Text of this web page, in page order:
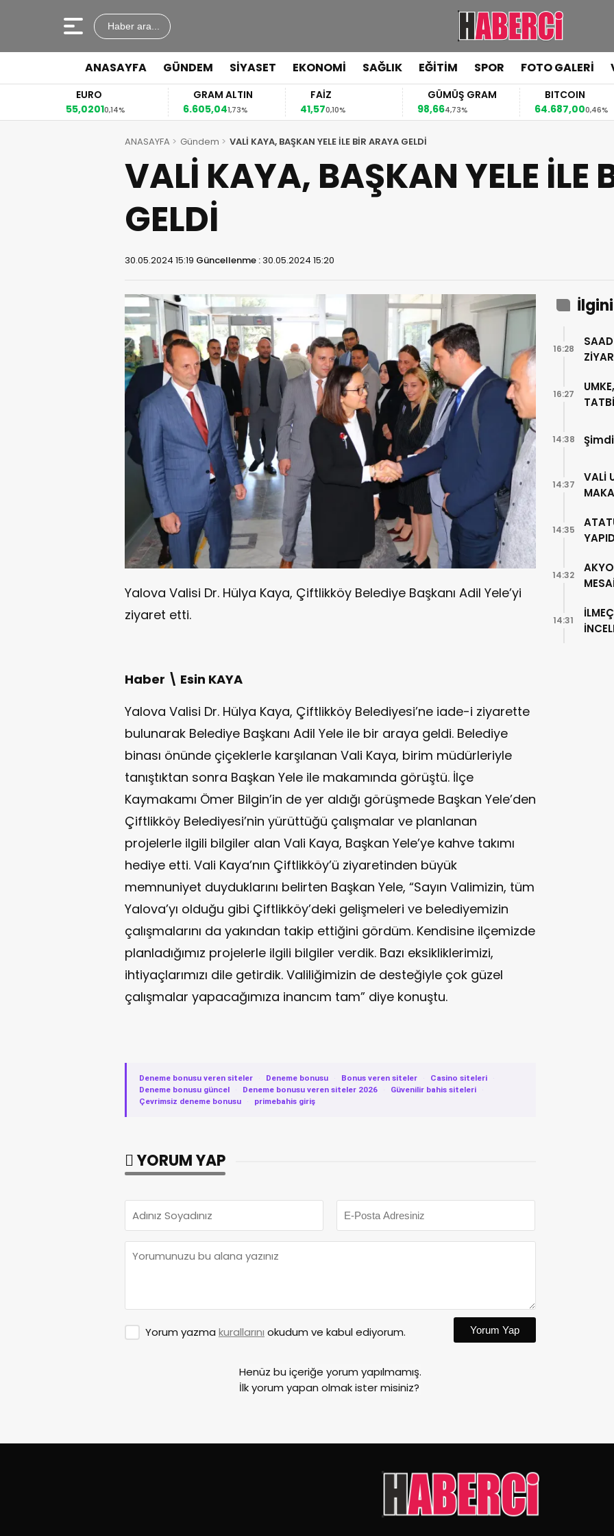
Haber ara...
ANASAYFA GÜNDEM SİYASET EKONOMİ SAĞLIK EĞİTİM SPOR FOTO GALERİ
EURO
55,02010,14%
GRAM ALTIN
6.605,041,73%
FAİZ
41,570,10%
GÜMÜŞ GRAM
98,664,73%
BITCOIN
64.687,000,46%
ANASAYFA Gündem VALİ KAYA, BAŞKAN YELE İLE BİR ARAYA GELDİ
VALİ KAYA, BAŞKAN YELE İLE
GELDİ
30.05.2024 15:19 Güncellenme :30.05.2024 15:20
Yalova Valisi Dr. Hülya Kaya, Çiftlikköy Belediye Başkanı Adil Yele’yi
ziyaret etti.
Haber \ Esin KAYA
Yalova Valisi Dr. Hülya Kaya, Çiftlikköy Belediyesi’ne iade-i ziyarette
bulunarak Belediye Başkanı Adil Yele ile bir araya geldi. Belediye
binası önünde çiçeklerle karşılanan Vali Kaya, birim müdürleriyle
tanıştıktan sonra Başkan Yele ile makamında görüştü. İlçe
Kaymakamı Ömer Bilgin’in de yer aldığı görüşmede Başkan Yele’den
Çiftlikköy Belediyesi’nin yürüttüğü çalışmalar ve planlanan
projelerle ilgili bilgiler alan Vali Kaya, Başkan Yele’ye kahve takımı
hediye etti. Vali Kaya’nın Çiftlikköy’ü ziyaretinden büyük
memnuniyet duyduklarını belirten Başkan Yele, “Sayın Valimizin, tüm
Yalova’yı olduğu gibi Çiftlikköy’deki gelişmeleri ve belediyemizin
çalışmalarını da yakından takip ettiğini gördüm. Kendisine ilçemizde
planladığımız projelerle ilgili bilgiler verdik. Bazı eksikliklerimizi,
ihtiyaçlarımızı dile getirdik. Valiliğimizin de desteğiyle çok güzel
çalışmalar yapacağımıza inancım tam” diye konuştu.
Deneme bonusu veren siteler · Deneme bonusu · Bonus veren siteler · Casino siteleri
·
Deneme bonusu güncel
· Deneme bonusu veren siteler 2026 · Güvenilir bahis siteleri
·
Çevrimsiz deneme bonusu
· primebahis giriş
YORUM YAP
Yorum yazma kurallarını okudum ve kabul ediyorum. Yorum Yap
Henüz bu içeriğe yorum yapılmamış.
İlk yorum yapan olmak ister misiniz?
16:28
16:27
14:38
VALİ
14:37
14:35
14:32
14:31